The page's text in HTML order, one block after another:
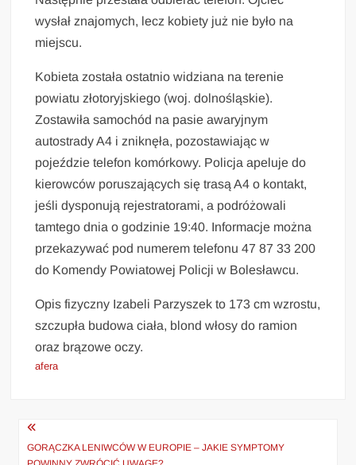
wysłał znajomych, lecz kobiety już nie było na
miejscu.
Kobieta została ostatnio widziana na terenie
powiatu złotoryjskiego (woj. dolnośląskie).
Zostawiła samochód na pasie awaryjnym
autostrady A4 i zniknęła, pozostawiając w
pojeździe telefon komórkowy. Policja apeluje do
kierowców poruszających się trasą A4 o kontakt,
jeśli dysponują rejestratorami, a podróżowali
tamtego dnia o godzinie 19:40. Informacje można
przekazywać pod numerem telefonu 47 87 33 200
do Komendy Powiatowej Policji w Bolesławcu.
Opis fizyczny Izabeli Parzyszek to 173 cm wzrostu,
szczupła budowa ciała, blond włosy do ramion
oraz brązowe oczy.
afera
Nawigacja
wpisu
GORĄCZKA LENIWCÓW W EUROPIE – JAKIE SYMPTOMY